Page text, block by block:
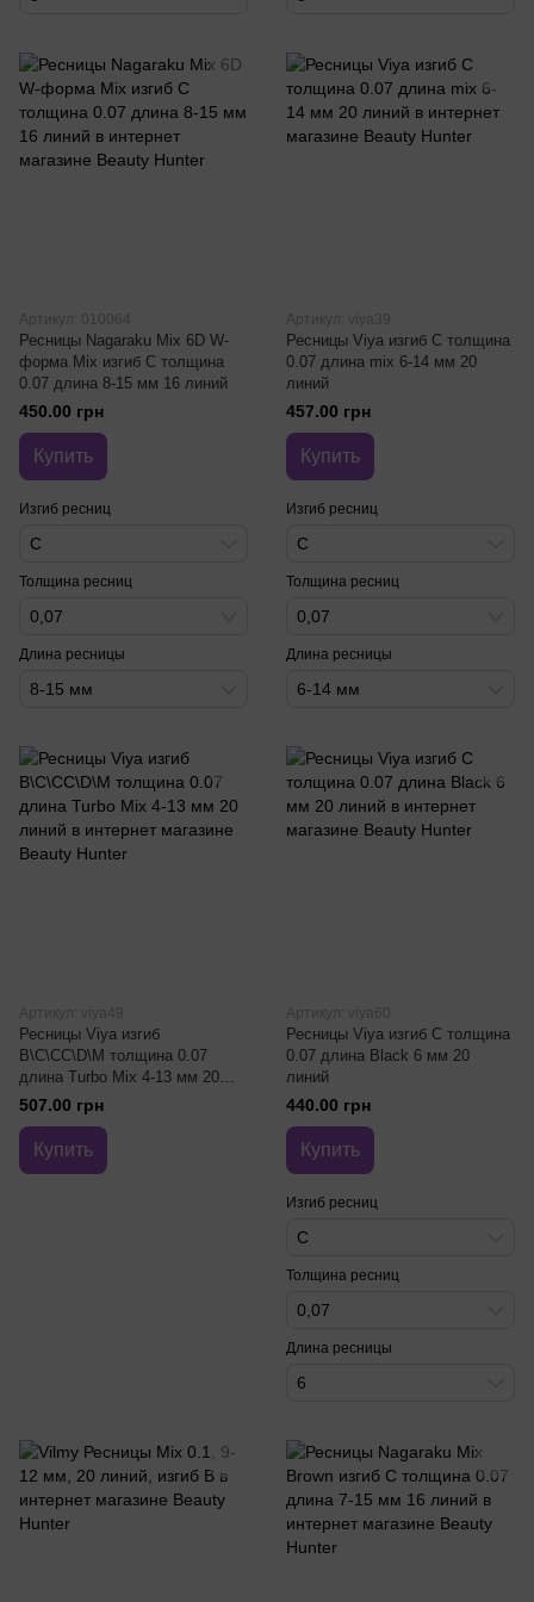
Артикул: 010064
Ресницы Nagaraku Mix 6D W-
форма Mix изгиб C толщина
0.07 длина 8-15 мм 16 линий
450.00 грн
Купить
Изгиб ресниц
C
Толщина ресниц
0,07
Длина ресницы
8-15 мм
Артикул: viya39
Ресницы Viya изгиб C толщина
0.07 длина mix 6-14 мм 20
линий
457.00 грн
Купить
Изгиб ресниц
C
Толщина ресниц
0,07
Длина ресницы
6-14 мм
Артикул: viya49
Ресницы Viya изгиб
B\C\CC\D\M толщина 0.07
длина Turbo Mix 4-13 мм 20
линий
507.00 грн
Купить
Артикул: viya60
Ресницы Viya изгиб C толщина
0.07 длина Black 6 мм 20
линий
440.00 грн
Купить
Изгиб ресниц
C
Толщина ресниц
0,07
Длина ресницы
6